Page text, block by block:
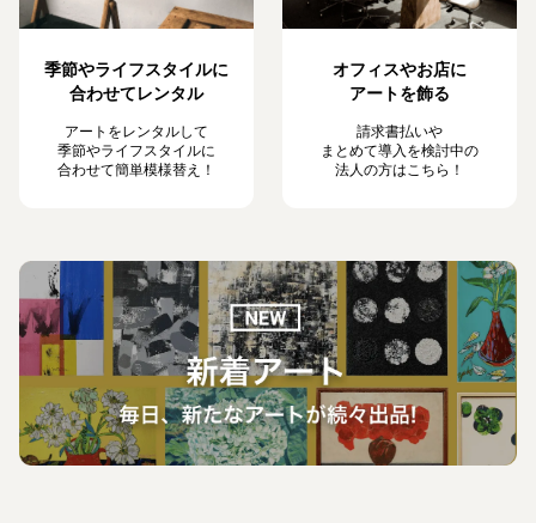
季節やライフスタイルに
合わせてレンタル
アートをレンタルして
季節やライフスタイルに
合わせて簡単模様替え！
オフィスやお店に
アートを飾る
請求書払いや
まとめて導入を検討中の
法人の方はこちら！